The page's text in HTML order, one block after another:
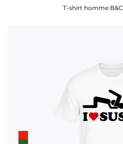
T-shirt homme B&C